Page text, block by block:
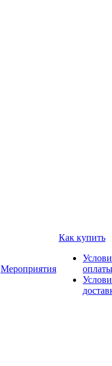
Мероприятия
Как купить
оплаты